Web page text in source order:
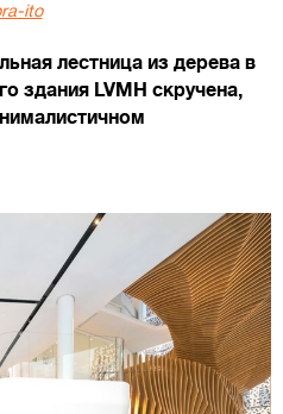
ito
лестница из дерева в
здания LVMH скручена,